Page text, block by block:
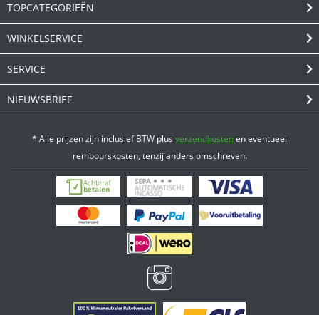
TOPCATEGORIEËN
WINKELSERVICE
SERVICE
NIEUWSBRIEF
* Alle prijzen zijn inclusief BTW plusverzendkostenen eventueel
rembourskosten, tenzij anders omschreven.